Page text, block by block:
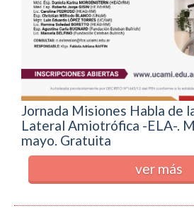
Jornada Misiones Habla de
Lateral Amiotrófica -ELA-.
mayo. Gratuita
ver más